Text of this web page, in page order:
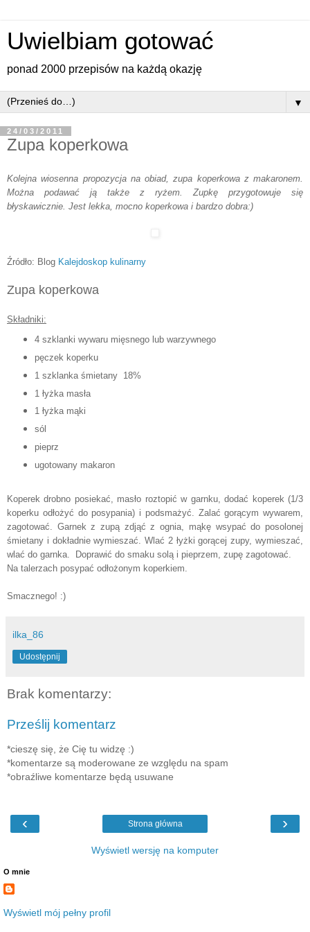
Uwielbiam gotować
ponad 2000 przepisów na każdą okazję
▼
24/03/2011
Zupa koperkowa
Kolejna wiosenna propozycja na obiad, zupa koperkowa z makaronem.
Można podawać ją także z ryżem. Zupkę przygotowuje się
błyskawicznie. Jest lekka, mocno koperkowa i bardzo dobra:)
Źródło: Blog Kalejdoskop kulinarny
Zupa koperkowa
Składniki:
4 szklanki wywaru mięsnego lub warzywnego
pęczek koperku
1 szklanka śmietany 18%
1 łyżka masła
1 łyżka mąki
sól
pieprz
ugotowany makaron
Koperek drobno posiekać, masło roztopić w garnku, dodać koperek (1/3
koperku odłożyć do posypania) i podsmażyć. Zalać gorącym wywarem,
zagotować. Garnek z zupą zdjąć z ognia, mąkę wsypać do posolonej
śmietany i dokładnie wymieszać. Wlać 2 łyżki gorącej zupy, wymieszać,
wlać do garnka. Doprawić do smaku solą i pieprzem, zupę zagotować.
Na talerzach posypać odłożonym koperkiem.
Smacznego! :)
ilka_86
Udostępnij
Brak komentarzy:
Prześlij komentarz
*cieszę się, że Cię tu widzę :)
*komentarze są moderowane ze względu na spam
*obraźliwe komentarze będą usuwane
‹ ›
Strona główna
Wyświetl wersję na komputer
O mnie
Wyświetl mój pełny profil